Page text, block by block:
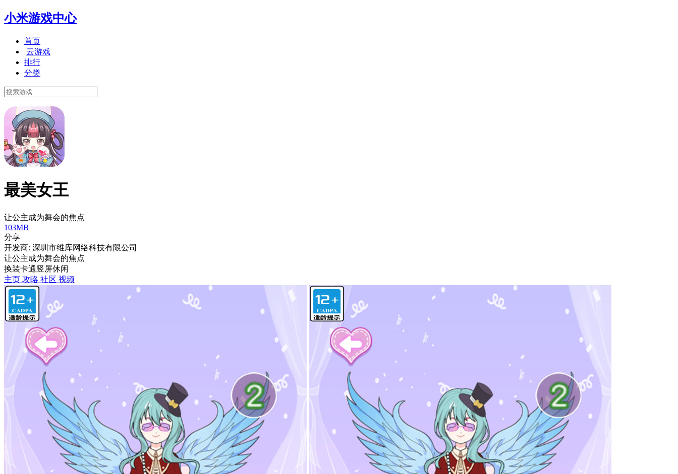
小米游戏中心
首页
云游戏
排行
分类
最美女王
让公主成为舞会的焦点
103MB
分享
开发商: 深圳市维库网络科技有限公司
让公主成为舞会的焦点
换装卡通竖屏休闲
主页 攻略 社区 视频